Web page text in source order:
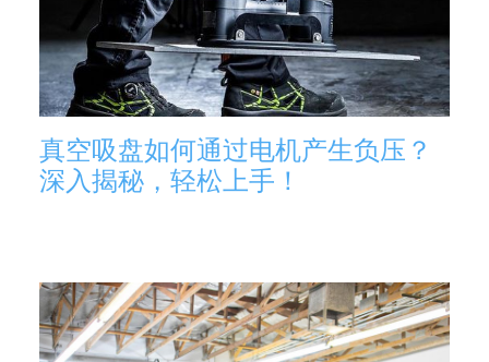
真空吸盘如何通过电机产生负压？
深入揭秘，轻松上手！